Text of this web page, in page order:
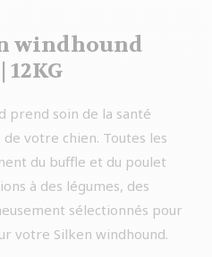
windhound
12KG
prend soin de la santé
votre chien. Toutes les
du buffle et du poulet
à des légumes, des
sélectionnés pour
votre Silken windhound.